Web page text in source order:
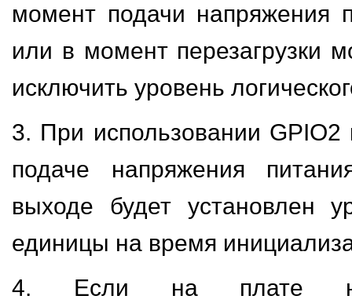
момент подачи напряжения
или в момент перезагрузки
исключить уровень
3. При использовании GPIO2
подаче напряжения
выходе будет установлен
единицы на время
4. Если на плате